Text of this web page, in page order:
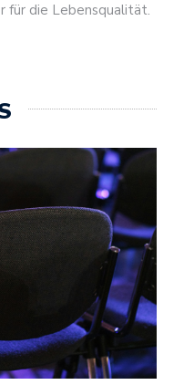
für die Lebensqualität.